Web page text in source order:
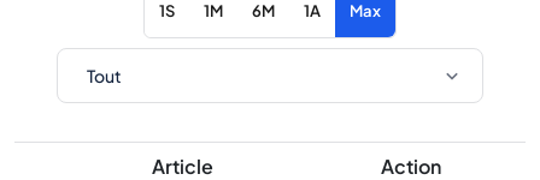
1S 1M 6M 1A Max
Article Action